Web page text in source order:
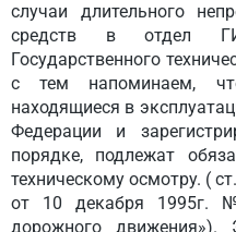
случаи длительного
средств в отдел
Государственного
с тем напоминаем,
находящиеся в
Федерации и
порядке, подлежат
техническому осмотру. (
от 10 декабря 1995г.
дорожного движения»).